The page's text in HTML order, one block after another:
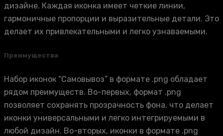
дизайне. Каждая иконка имеет четкие линии,
гармоничные пропорции и выразительные детали. Это
делает их привлекательными и легко узнаваемыми.
Преимущества
Набор иконок “Самовывоз” в формате .png обладает
рядом преимуществ. Во-первых, формат .png
позволяет сохранять прозрачность фона, что делает
иконки универсальными и легко интегрируемыми в
любой дизайн. Во-вторых, иконки в формате .png